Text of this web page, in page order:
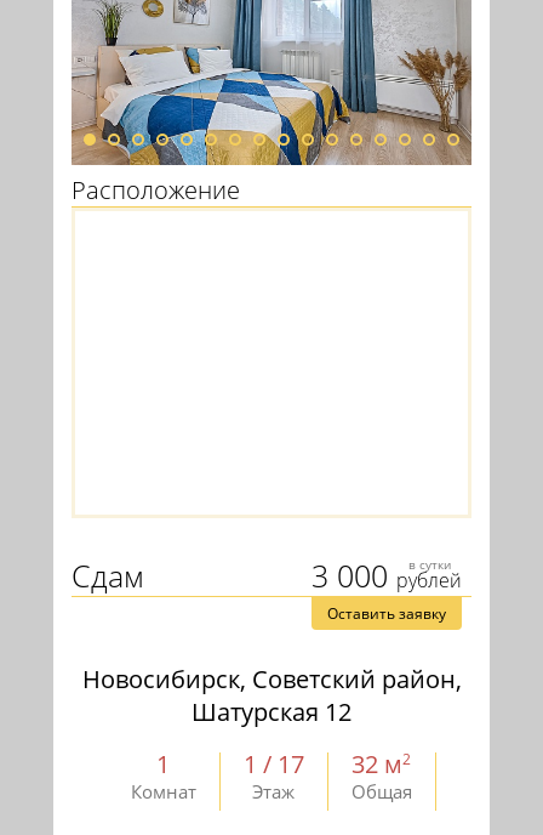
Расположение
3 000 в сутки
рублей
Сдам
Оставить заявку
Новосибирск, Советский район,
Шатурская 12
1
Комнат
1 / 17
Этаж
32 м2
Общая